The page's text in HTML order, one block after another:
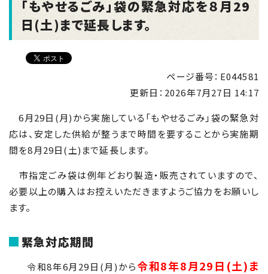
「もやせるごみ」袋の緊急対応を８月29
日(土)まで延長します。
ページ番号：E044581
更新日： 2026年7月27日 14:17
6月29日(月)から実施している「もやせるごみ」袋の緊急対
応は、安定した供給が整うまで時間を要することから実施期
間を8月29日(土)まで延長します。
市指定ごみ袋は例年どおり製造・販売されていますので、
必要以上の購入はお控えいただきますようご協力をお願いし
ます。
緊急対応期間
令和8年6月 29日(月)から令和8年8月29日(土)ま